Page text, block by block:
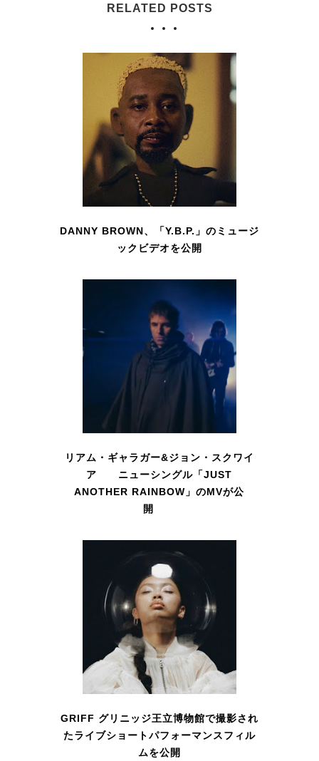
RELATED POSTS
DANNY BROWN、「Y.B.P.」のミュージ
ックビデオを公開
リアム・ギャラガー&ジョン・スクワイ
ア ニューシングル「JUST
ANOTHER RAINBOW」のMVが公
開
GRIFF グリニッジ王立博物館で撮影され
たライブショートパフォーマンスフィル
ムを公開